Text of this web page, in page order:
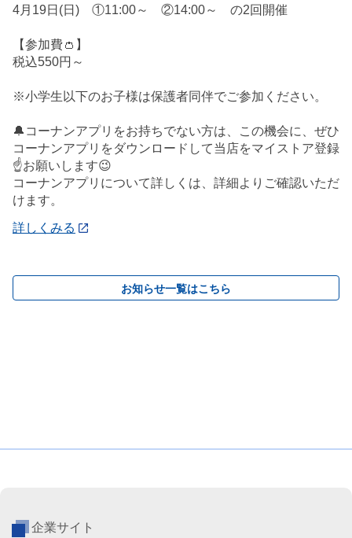
4月19日(日) ①11:00～ ②14:00～ の2回開催
【参加費👛】
税込550円～
※小学生以下のお子様は保護者同伴でご参加ください。
🔔コーナンアプリをお持ちでない方は、この機会に、ぜひ
コーナンアプリをダウンロードして当店をマイストア登録
☝️お願いします😉
コーナンアプリについて詳しくは、詳細よりご確認いただ
けます。
詳しくみる
お知らせ一覧はこちら
企業サイト